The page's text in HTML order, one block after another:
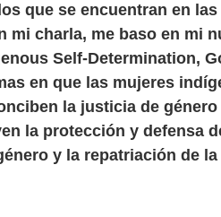
que se encuentran en
mi charla, me baso en mi
Self-Determination,
en que las mujeres
la justicia de
la protección y defensa
y la repatriación de